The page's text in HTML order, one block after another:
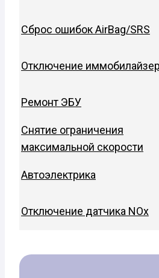
Сброс ошибок AirBag/SRS
Отключение
Ремонт ЭБУ
Снятие ограничения
максимальной скорости
Автоэлектрика
Отключение датчика NOx